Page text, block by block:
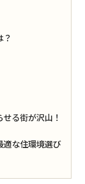
る街が沢山！
適な住環境選び